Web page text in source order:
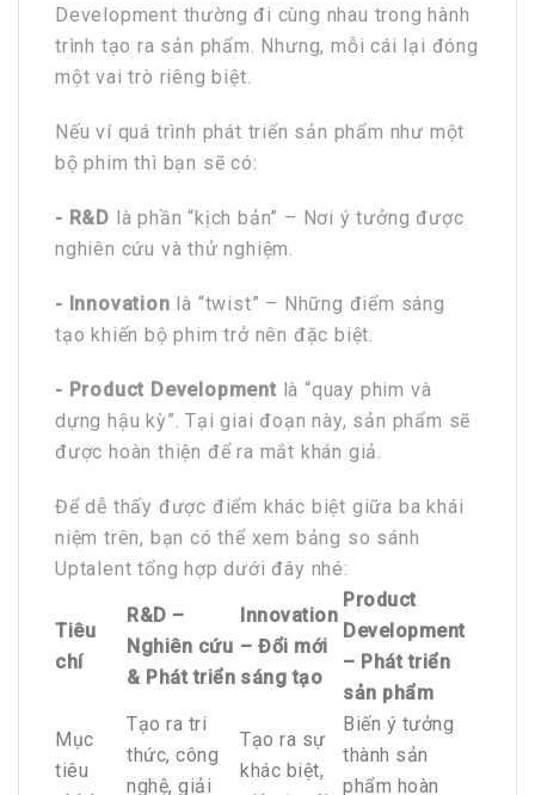
Development thường đi cùng nhau trong hành
trình tạo ra sản phẩm. Nhưng, mỗi cái lại đóng
một vai trò riêng biệt.
Nếu ví quá trình phát triển sản phẩm như một
bộ phim thì bạn sẽ có:
- R&D là phần “kịch bản” – Nơi ý tưởng được
nghiên cứu và thử nghiệm.
- Innovation là “twist” – Những điểm sáng
tạo khiến bộ phim trở nên đặc biệt.
- Product Development là “quay phim và
dựng hậu kỳ”. Tại giai đoạn này, sản phẩm sẽ
được hoàn thiện để ra mắt khán giả.
Để dễ thấy được điểm khác biệt giữa ba khái
niệm trên, bạn có thể xem bảng so sánh
Uptalent tổng hợp dưới đây nhé:
Tiêu
chí
R&D –
Nghiên cứu
& Phát triển
Innovation
– Đổi mới
sáng tạo
Product
Development
– Phát triển
sản phẩm
Mục
tiêu
Tạo ra tri
thức, công
nghệ, giải
Tạo ra sự
khác biệt,
Biến ý tưởng
thành sản
phẩm hoàn